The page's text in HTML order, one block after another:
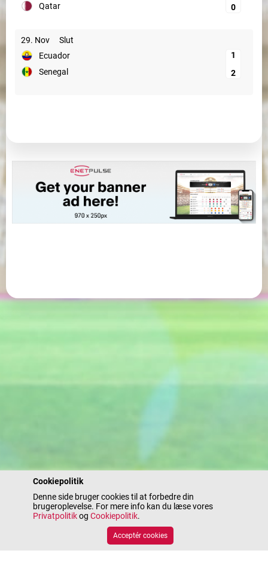
Qatar
0
29. Nov
Slut
Ecuador
Senegal
1
2
Cookiepolitik
Denne side bruger cookies til at forbedre din
brugeroplevelse. For mere info kan du læse vores
Privatpolitikog Cookiepolitik.
Acceptér cookies